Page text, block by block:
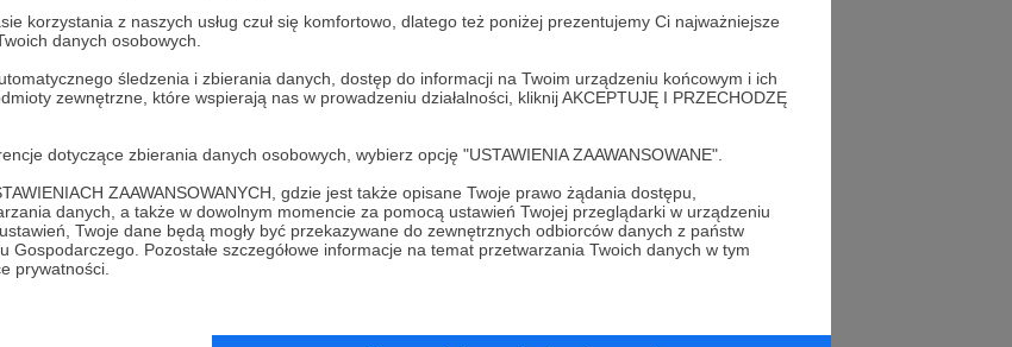
korzystania z naszych usług czuł się komfortowo, dlatego też poniżej prezentujemy Ci najważniejsze
danych osobowych.
śledzenia i zbierania danych, dostęp do informacji na Twoim urządzeniu końcowym i ich
zewnętrzne, które wspierają nas w prowadzeniu działalności, kliknij AKCEPTUJĘ I PRZECHODZĘ
dotyczące zbierania danych osobowych, wybierz opcję "USTAWIENIA ZAAWANSOWANE".
ZAAWANSOWANYCH, gdzie jest także opisane Twoje prawo żądania dostępu,
danych, a także w dowolnym momencie za pomocą ustawień Twojej przeglądarki w urządzeniu
Twoje dane będą mogły być przekazywane do zewnętrznych odbiorców danych z państw
Pozostałe szczegółowe informacje na temat przetwarzania Twoich danych w tym
prywatności.
tytuł posta
– warto wysilić kreatywność i napisać coś
próg 10 zł” wieje nudą na kilometry…)
„kafelek”, który Patroni zobaczą na swoich profilach. Tutaj